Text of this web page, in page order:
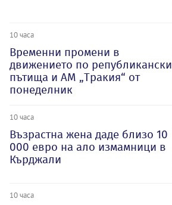
10 часа
Временни промени в
движението по републикански
пътища и АМ „Тракия“ от
понеделник
10 часа
Възрастна жена даде близо 10
000 евро на ало измамници в
Кърджали
10 часа